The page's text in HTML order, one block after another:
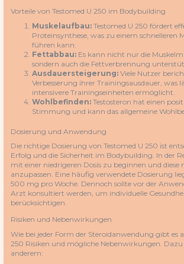
Vorteile von Testomed U 250 im Bodybuilding
Muskelaufbau: Testomed U 250 fördert
Proteinsynthese, was zu einem schnelleren
führen kann.
Fettabbau: Es kann nicht nur die
sondern auch die Fettverbrennung
Ausdauersteigerung: Viele Nutzer
Verbesserung ihrer Trainingsausdauer, was
intensivere Trainingseinheiten ermöglicht.
Wohlbefinden: Testosteron hat einen
Stimmung und kann das allgemeine
Dosierung und Anwendung
Die richtige Dosierung von Testomed U 250 ist
Erfolg und die Sicherheit im Bodybuilding. In der
mit einer niedrigeren Dosis zu beginnen und diese
anzupassen. Eine häufig verwendete Dosierung
500 mg pro Woche. Dennoch sollte vor der
Arzt konsultiert werden, um individuelle
berücksichtigen.
Risiken und Nebenwirkungen
Wie bei jeder Form der Steroidanwendung gibt es
250 Risiken und mögliche Nebenwirkungen.
anderem: